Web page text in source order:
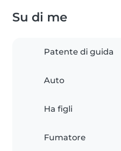
Su di me
Patente di guida
Auto
Ha figli
Fumatore